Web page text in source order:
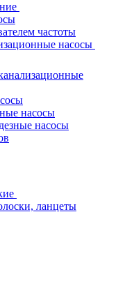
частоты
насосы
насосы
насосы
ланцеты